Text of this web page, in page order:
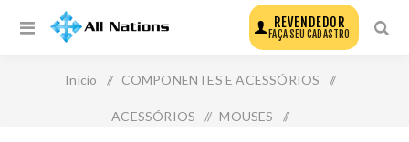
REVENDEDOR
FAÇA SEU CADASTRO
Início / COMPONENTES E ACESSÓRIOS /
ACESSÓRIOS / MOUSES /